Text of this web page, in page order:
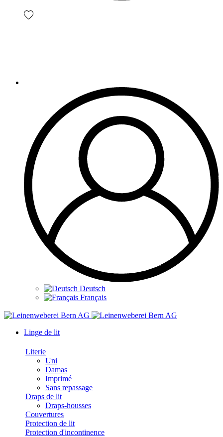
Deutsch
Français
Linge de lit
Literie
Uni
Damas
Imprimé
Sans repassage
Draps de lit
Draps-housses
Couvertures
Protection de lit
Protection d'incontinence